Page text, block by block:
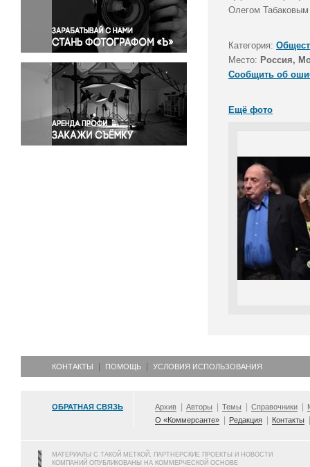
Правосудие
Происшествия и конфликты
Религия
Светская жизнь
Спорт
Экология
Экономика и бизнес
Олегом
Категория:
Место: Россия,
Сообщить об
Ещё фото
КОНТАКТЫ ПОМОЩЬ УСЛОВИЯ ИСПОЛЬЗОВАНИЯ
ОБРАТНАЯ СВЯЗЬ Архив Авторы Темы Справочники
О «Коммерсанте»
Редакция Контакты
МАТЕРИАЛЫ С ТАКОЙ МЕТКОЙ, ПАРТНЕРСКИЕ ПРОЕКТЫ И НОВОСТИ
КОМПАНИЙ ОПУБЛИКОВАНЫ НА КОММЕРЧЕСКОЙ ОСНОВЕ